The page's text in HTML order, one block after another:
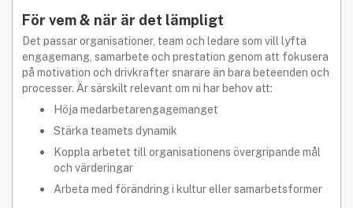
För vem & när är det lämpligt
Det passar organisationer, team och ledare som vill lyfta
engagemang, samarbete och prestation genom att fokusera
på motivation och drivkrafter snarare än bara beteenden och
processer. Är särskilt relevant om ni har behov att:
Höja medarbetarengagemanget
Stärka teamets dynamik
Koppla arbetet till organisationens övergripande mål
och värderingar
Arbeta med förändring i kultur eller samarbetsformer